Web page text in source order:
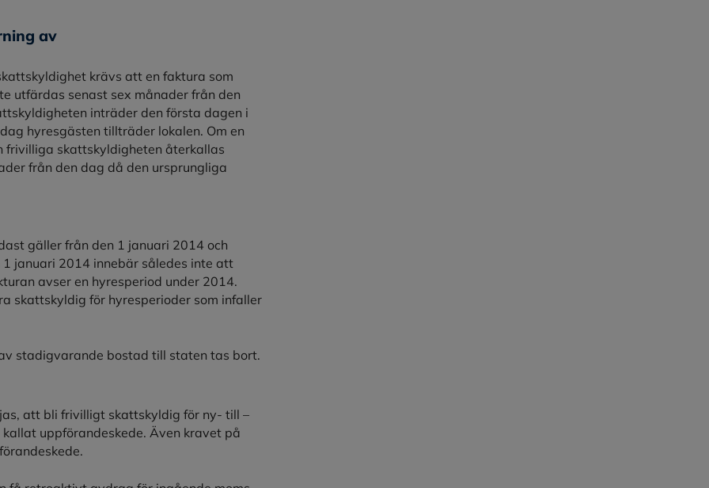
av
krävs att en faktura som
utfärdas senast sex månader från den
inträder den första dagen i
hyresgästen tillträder lokalen. Om en
frivilliga skattskyldigheten återkallas
från den dag då den ursprungliga
gäller från den 1 januari 2014 och
januari 2014 innebär således inte att
avser en hyresperiod under 2014.
skattskyldig för hyresperioder som infaller
stadigvarande bostad till staten tas bort.
att bli frivilligt skattskyldig för ny- till –
uppförandeskede. Även kravet på